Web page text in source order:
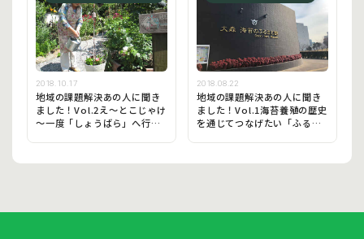
2018.10.17
地域の課題解決あの人に聞き
ました！Vol.2え～とこじゃけ
～一度「しょうばら」へ行っ
2018.08.22
地域の課題解決あの人に聞き
ました！Vol.1海苔養殖の歴史
を通じてつなげたい「ふるさ